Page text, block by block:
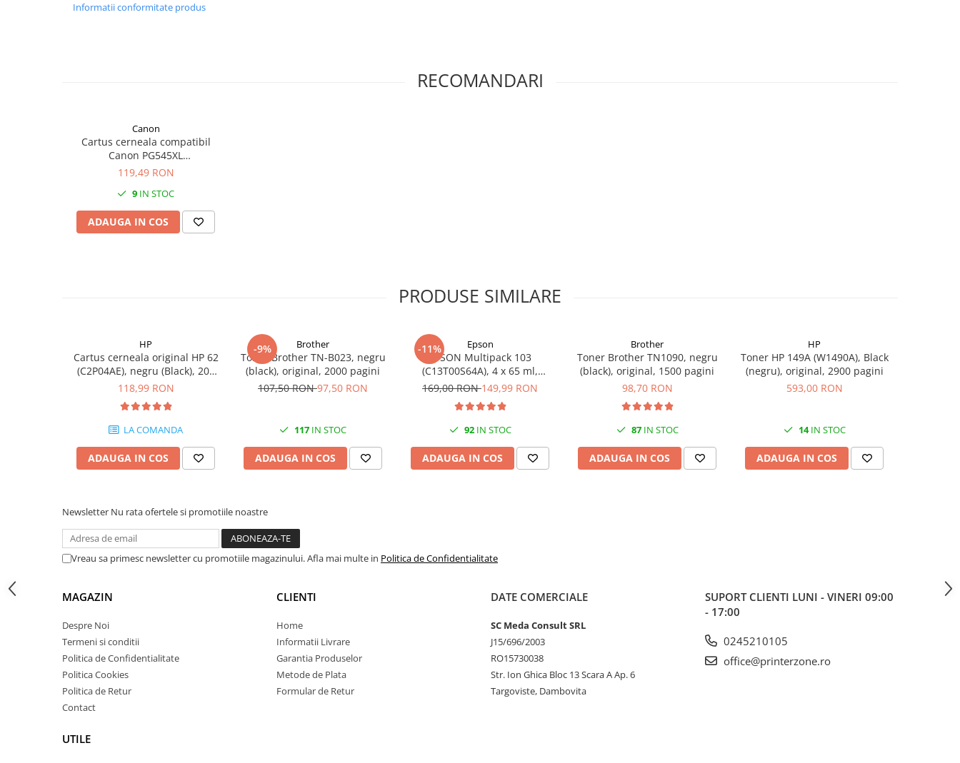
Monitoare LED
Placi video profesionale
SSD-uri externe
Hard disk-uri externe
Placi captura
Adaptoare PCI / PCIe
Periferice PC
Kit mouse si tastatura
Informatii conformitate produs
RECOMANDARI
Canon
Cartus cerneala compatibil
Canon PG545XL
(BS8286B001AA) negru (black)
119,49 RON
9 IN STOC
ADAUGA IN COS
PRODUSE SIMILARE
HP
Cartus cerneala original HP 62
(C2P04AE), negru (Black), 200
pagini
118,99 RON
LA COMANDA
ADAUGA IN COS
-9% Brother
Toner Brother TN-B023, negru
(black), original, 2000 pagini
107,50 RON97,50 RON
117 IN STOC
ADAUGA IN COS
-11% Epson
EPSON Multipack 103
(C13T00S64A), 4 x 65 ml,
Black/Cyan/Magenta/Yellow
169,00 RON149,99 RON
92IN STOC
ADAUGA IN COS
Brother
Toner Brother TN1090, negru
(black), original, 1500 pagini
98,70 RON
87IN STOC
ADAUGA IN COS
HP
Toner HP 149A (W1490A), Black
(negru), original, 2900 pagini
593,00 RON
14IN STOC
ADAUGA IN COS
Newsletter Nu rata ofertele si promotiile noastre
Vreau sa primesc newsletter cu promotiile magazinului. Afla mai multe in Politica de Confidentialitate
MAGAZIN
Despre Noi
Termeni si conditii
Politica de Confidentialitate
Politica Cookies
Politica de Retur
Contact
UTILE
CLIENTI
Home
Informatii Livrare
Garantia Produselor
Metode de Plata
Formular de Retur
DATE COMERCIALE
SC Meda Consult SRL
J15/696/2003
RO15730038
Str. Ion Ghica Bloc 13 Scara A Ap. 6
Targoviste, Dambovita
SUPORT CLIENTI LUNI - VINERI 09:00
- 17:00
0245210105
office@printerzone.ro